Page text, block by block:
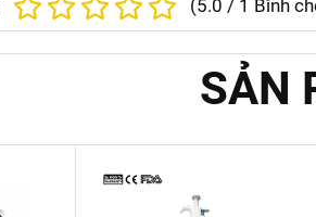
(5.0 / 1 Bình
SẢN